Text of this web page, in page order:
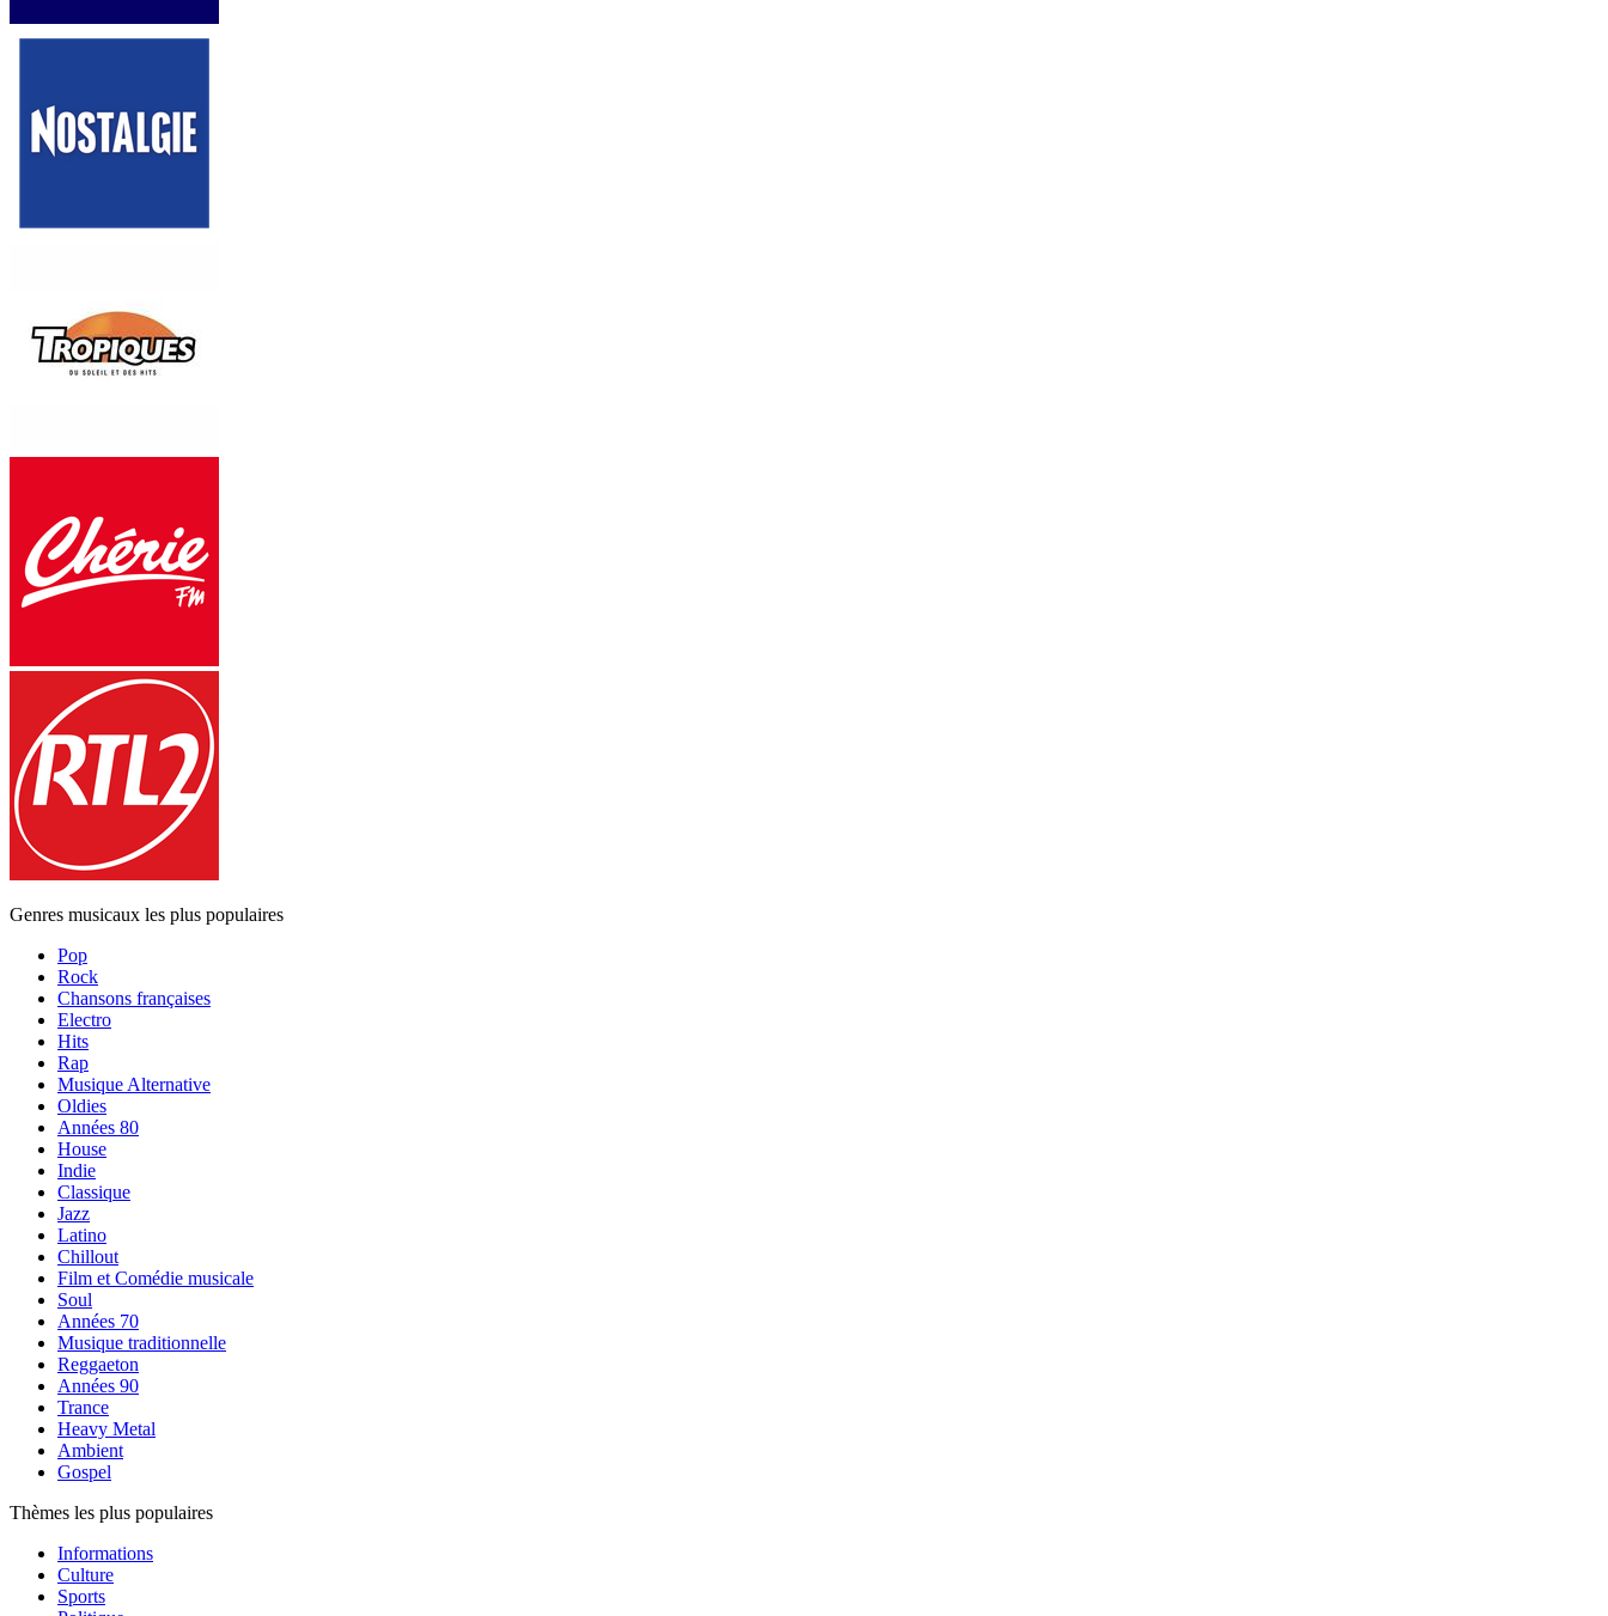
Genres musicaux les plus populaires
Pop
Rock
Chansons françaises
Electro
Hits
Rap
Musique Alternative
Oldies
Années 80
House
Indie
Classique
Jazz
Latino
Chillout
Film et Comédie musicale
Soul
Années 70
Musique traditionnelle
Reggaeton
Années 90
Trance
Heavy Metal
Ambient
Gospel
Thèmes les plus populaires
Informations
Culture
Sports